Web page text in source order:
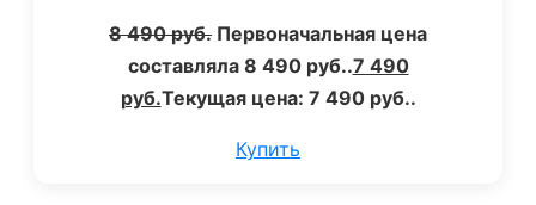
8 490руб. Первоначальная цена
составляла 8 490 руб..7 490
руб.Текущая цена: 7 490 руб..
Купить